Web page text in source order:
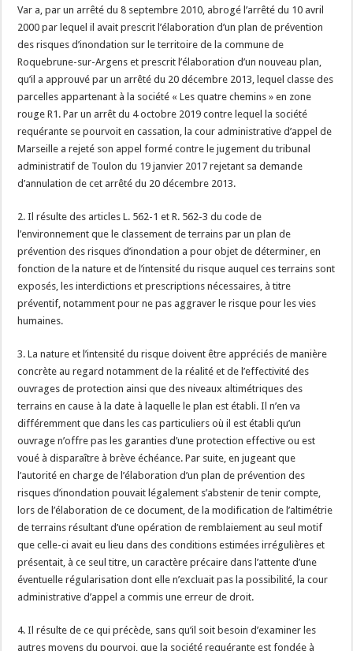
Var a, par un arrêté du 8 septembre 2010, abrogé l’arrêté du 10 avril
2000 par lequel il avait prescrit l’élaboration d’un plan de prévention
des risques d’inondation sur le territoire de la commune de
Roquebrune-sur-Argens et prescrit l’élaboration d’un nouveau plan,
qu’il a approuvé par un arrêté du 20 décembre 2013, lequel classe des
parcelles appartenant à la société « Les quatre chemins » en zone
rouge R1. Par un arrêt du 4 octobre 2019 contre lequel la société
requérante se pourvoit en cassation, la cour administrative d’appel de
Marseille a rejeté son appel formé contre le jugement du tribunal
administratif de Toulon du 19 janvier 2017 rejetant sa demande
d’annulation de cet arrêté du 20 décembre 2013.
2. Il résulte des articles L. 562-1 et R. 562-3 du code de
l’environnement que le classement de terrains par un plan de
prévention des risques d’inondation a pour objet de déterminer, en
fonction de la nature et de l’intensité du risque auquel ces terrains sont
exposés, les interdictions et prescriptions nécessaires, à titre
préventif, notamment pour ne pas aggraver le risque pour les vies
humaines.
3. La nature et l’intensité du risque doivent être appréciés de manière
concrète au regard notamment de la réalité et de l’effectivité des
ouvrages de protection ainsi que des niveaux altimétriques des
terrains en cause à la date à laquelle le plan est établi. Il n’en va
différemment que dans les cas particuliers où il est établi qu’un
ouvrage n’offre pas les garanties d’une protection effective ou est
voué à disparaître à brève échéance. Par suite, en jugeant que
l’autorité en charge de l’élaboration d’un plan de prévention des
risques d’inondation pouvait légalement s’abstenir de tenir compte,
lors de l’élaboration de ce document, de la modification de l’altimétrie
de terrains résultant d’une opération de remblaiement au seul motif
que celle-ci avait eu lieu dans des conditions estimées irrégulières et
présentait, à ce seul titre, un caractère précaire dans l’attente d’une
éventuelle régularisation dont elle n’excluait pas la possibilité, la cour
administrative d’appel a commis une erreur de droit.
4. Il résulte de ce qui précède, sans qu’il soit besoin d’examiner les
autres moyens du pourvoi, que la société requérante est fondée à